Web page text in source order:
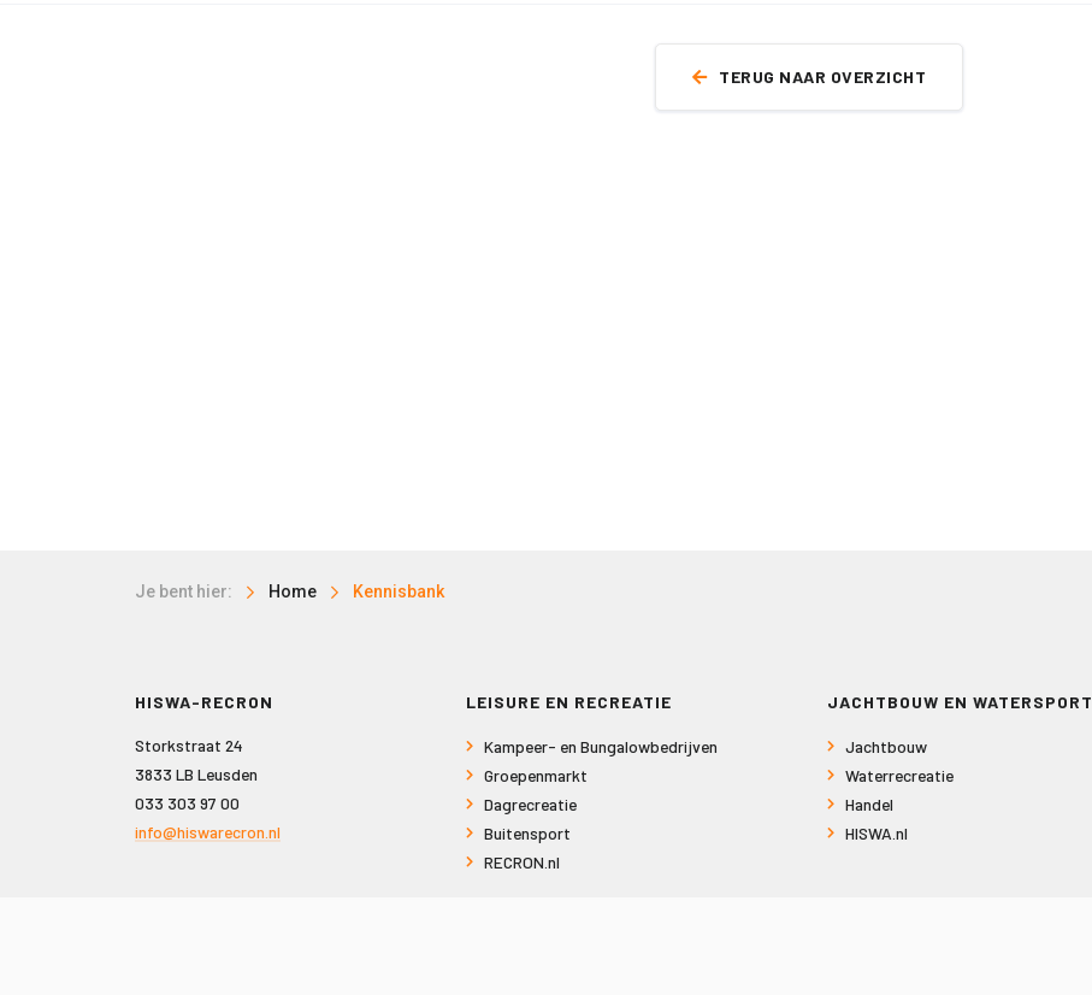
TERUG NAAR OVERZICHT
Je bent hier: Home Kennisbank
HISWA-RECRON
Storkstraat 24
3833 LB Leusden
033 303 97 00
info@hiswarecron.nl
LEISURE EN RECREATIE
Kampeer- en Bungalowbedrijven
Groepenmarkt
Dagrecreatie
Buitensport
RECRON.nl
JACHTBOUW EN WATERSPORT
Jachtbouw
Waterrecreatie
Handel
HISWA.nl